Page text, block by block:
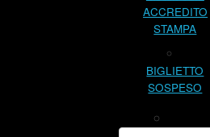
ACCREDITO
STAMPA
BIGLIETTO
SOSPESO